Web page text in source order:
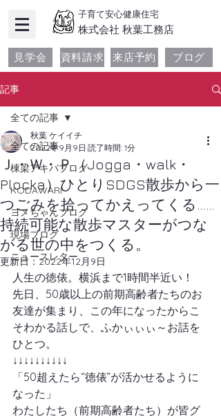
子育て安心健康住宅
​株式会社 秋葉工務店
見学会 資料請求 来店予約 ブログ
記事
全ての記事
棟梁アキバブログ
KODAWARI
ヨメちゃんブログ
現場ブログ
ニュースレター
全ての記事
Ｊ・Ｗ・Ｐ（Jogga・walk・
Plocka）ひとりSDGS散歩から一
つごみを拾ってかえってくる……
持続可能な散歩マスターがつな
がる世の中をつくる。
秋葉 ケイイチ
2022年9月9日 読了時間: 1分
更新日：2022年12月9日
人生の徳俵。横浜まで1時間半近い！
先日、50歳以上の前期高齢者たちのお
友達が集まり、この年になったからこ
そわかる話しで、ふかぃぃぃ～お話を
ひとつ。
↓↓↓↓↓↓↓↓↓↓
「50超えたら“徳俵”が活かせるように
なった」
わたしたち（前期高齢者たち）が皆グ